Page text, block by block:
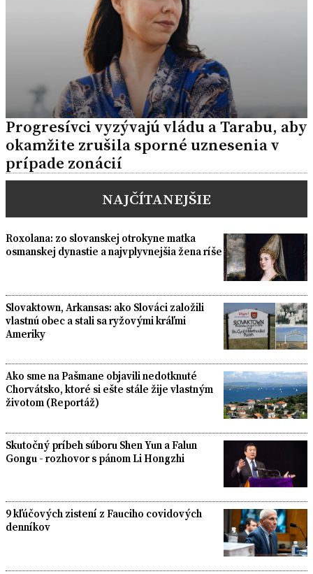
Progresívci vyzývajú vládu a Tarabu, aby
okamžite zrušila sporné uznesenia v
prípade zonácií
NAJČÍTANEJŠIE
Roxolana: zo slovanskej otrokyne matka
osmanskej dynastie a najvplyvnejšia žena ríše
Slovaktown, Arkansas: ako Slováci založili
vlastnú obec a stali sa ryžovými kráľmi
Ameriky
Ako sme na Pašmane objavili nedotknuté
Chorvátsko, ktoré si ešte stále žije vlastným
životom (Reportáž)
Skutočný príbeh súboru Shen Yun a Falun
Gongu - rozhovor s pánom Li Hongzhi
9 kľúčových zistení z Fauciho covidových
denníkov